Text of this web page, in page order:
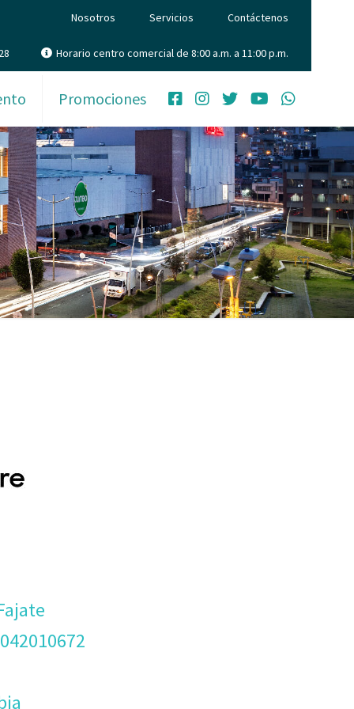
Nosotros Servicios Contáctenos
Horario centro comercial de 8:00 a.m. a 11:00 p.m.
Promociones